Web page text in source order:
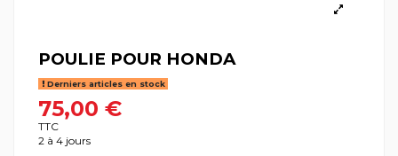
POULIE POUR HONDA
Derniers articles en stock
75,00 €
TTC
2 à 4 jours